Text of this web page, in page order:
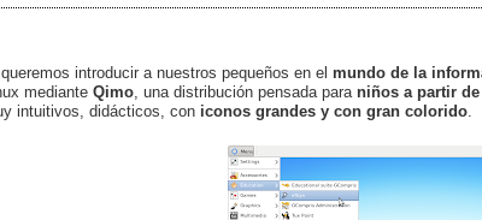
introducir a nuestros pequeños en el mundo de la
mediante Qimo , una distribución pensada para niños a partir
intuitivos, didácticos, con iconos grandes y con gran colorido